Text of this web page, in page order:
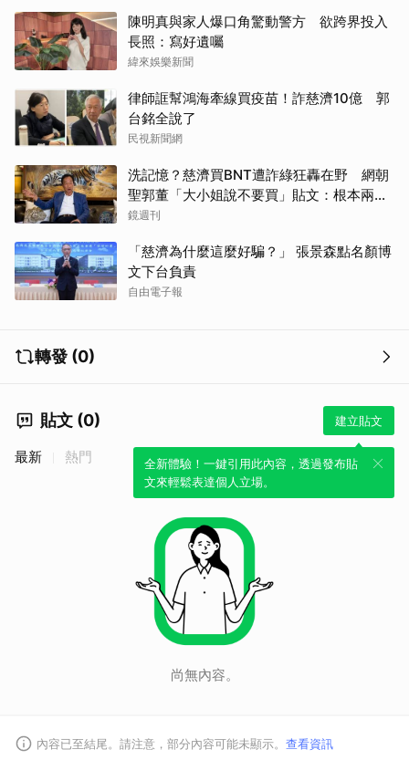
陳明真與家人爆口角驚動警方 欲跨界投入
長照：寫好遺囑
緯來娛樂新聞
律師誆幫鴻海牽線買疫苗！詐慈濟10億 郭
台銘全說了
民視新聞網
洗記憶？慈濟買BNT遭詐綠狂轟在野 網朝
聖郭董「大小姐說不要買」貼文：根本兩碼
事
鏡週刊
「慈濟為什麼這麼好騙？」 張景森點名顏博
文下台負責
自由電子報
轉發 (0)
貼文 (0) 建立貼文
全新體驗！一鍵引用此內容，透過發布貼
文來輕鬆表達個人立場。
最新 熱門
尚無內容。
內容已至結尾。請注意，部分內容可能未顯示。 查看資訊